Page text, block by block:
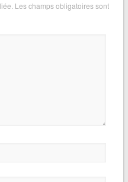
Les champs obligatoires sont